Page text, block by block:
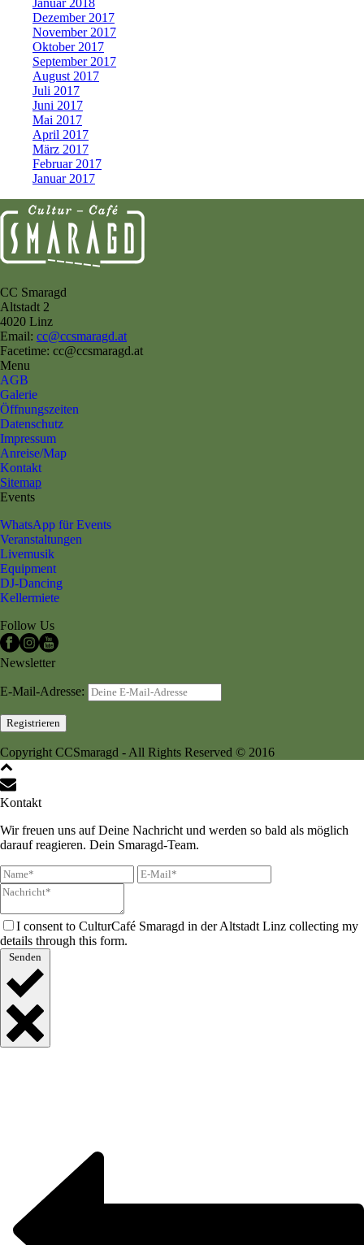
Dezember 2017
November 2017
Oktober 2017
September 2017
August 2017
Juli 2017
Juni 2017
Mai 2017
April 2017
März 2017
Februar 2017
Januar 2017
CC Smaragd
Altstadt 2
4020 Linz
Email: cc@ccsmaragd.at
Facetime: cc@ccsmaragd.at
Menu
AGB
Galerie
Öffnungszeiten
Datenschutz
Impressum
Anreise/Map
Kontakt
Sitemap
Events
WhatsApp für Events
Veranstaltungen
Livemusik
Equipment
DJ-Dancing
Kellermiete
Follow Us
Newsletter
E-Mail-Adresse:
Copyright CCSmaragd - All Rights Reserved © 2016
Kontakt
Wir freuen uns auf Deine Nachricht und werden so bald als möglich
darauf reagieren. Dein Smaragd-Team.
I consent to CulturCafé Smaragd in der Altstadt Linz collecting my
details through this form.
Senden